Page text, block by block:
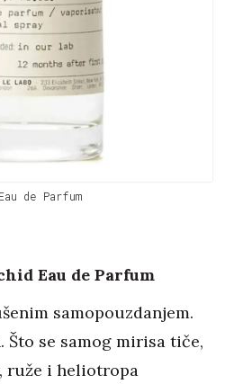
de Parfum
Eau de Parfum
samopouzdanjem.
Što se samog mirisa tiče,
ruže i heliotropa